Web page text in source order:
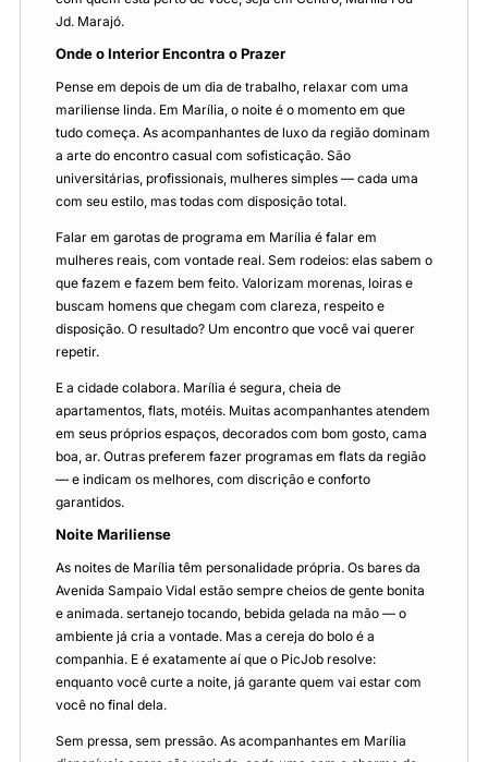
Jd. Marajó.
Onde o Interior Encontra o Prazer
Pense em depois de um dia de trabalho, relaxar com uma
mariliense linda. Em Marília, o noite é o momento em que
tudo começa. As acompanhantes de luxo da região dominam
a arte do encontro casual com sofisticação. São
universitárias, profissionais, mulheres simples — cada uma
com seu estilo, mas todas com disposição total.
Falar em garotas de programa em Marília é falar em
mulheres reais, com vontade real. Sem rodeios: elas sabem o
que fazem e fazem bem feito. Valorizam morenas, loiras e
buscam homens que chegam com clareza, respeito e
disposição. O resultado? Um encontro que você vai querer
repetir.
E a cidade colabora. Marília é segura, cheia de
apartamentos, flats, motéis. Muitas acompanhantes atendem
em seus próprios espaços, decorados com bom gosto, cama
boa, ar. Outras preferem fazer programas em flats da região
— e indicam os melhores, com discrição e conforto
garantidos.
Noite Mariliense
As noites de Marília têm personalidade própria. Os bares da
Avenida Sampaio Vidal estão sempre cheios de gente bonita
e animada. sertanejo tocando, bebida gelada na mão — o
ambiente já cria a vontade. Mas a cereja do bolo é a
companhia. E é exatamente aí que o PicJob resolve:
enquanto você curte a noite, já garante quem vai estar com
você no final dela.
Sem pressa, sem pressão. As acompanhantes em Marília